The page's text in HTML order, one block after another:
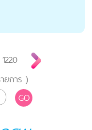
1220
ยการ )
GO